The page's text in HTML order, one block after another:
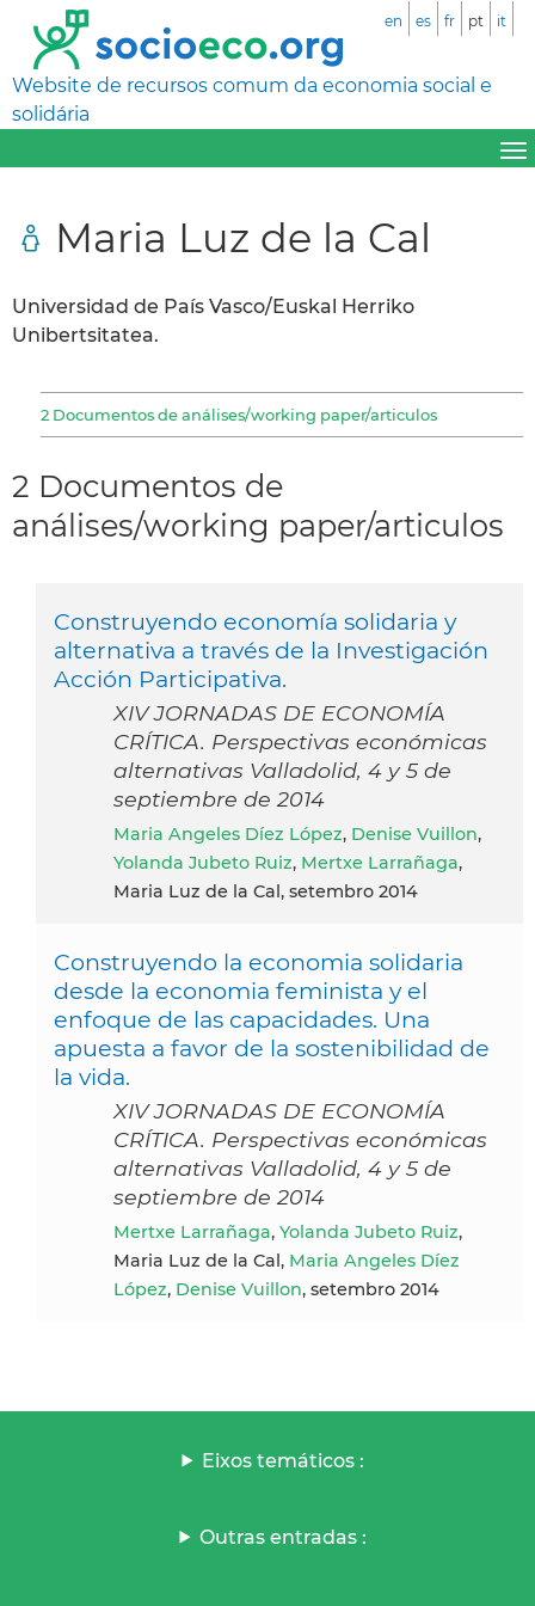
Website de recursos comum da economia social e
solidária
en es fr pt it
Maria Luz de la Cal
Universidad de País Vasco/Euskal Herriko
Unibertsitatea.
2 Documentos de análises/working paper/articulos
2 Documentos de
análises/working paper/articulos
Construyendo economía solidaria y
alternativa a través de la Investigación
Acción Participativa.
XIV JORNADAS DE ECONOMÍA
CRÍTICA. Perspectivas económicas
alternativas Valladolid, 4 y 5 de
septiembre de 2014
Maria Angeles Díez López, Denise Vuillon,
Yolanda Jubeto Ruiz, Mertxe Larrañaga,
Maria Luz de la Cal, setembro 2014
Construyendo la economia solidaria
desde la economia feminista y el
enfoque de las capacidades. Una
apuesta a favor de la sostenibilidad de
la vida.
XIV JORNADAS DE ECONOMÍA
CRÍTICA. Perspectivas económicas
alternativas Valladolid, 4 y 5 de
septiembre de 2014
Mertxe Larrañaga, Yolanda Jubeto Ruiz,
Maria Luz de la Cal, Maria Angeles Díez
López, Denise Vuillon, setembro 2014
Eixos temáticos :
Outras entradas :